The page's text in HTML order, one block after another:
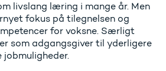
livslang læring i mange år. Men
fokus på tilegnelsen og
for voksne. Særligt
som adgangsgiver til yderligere
jobmuligheder.